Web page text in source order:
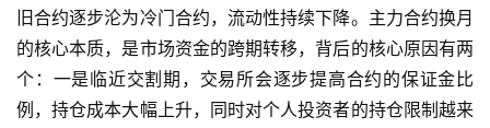
旧合约逐步沦为冷门合约，流动性持续下降。主力合约换月
的核心本质，是市场资金的跨期转移，背后的核心原因有两
个：一是临近交割期，交易所会逐步提高合约的保证金比
例，持仓成本大幅上升，同时对个人投资者的持仓限制越来